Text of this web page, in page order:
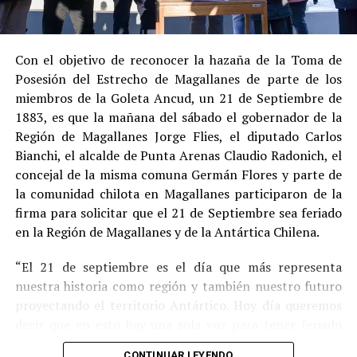
Estas circunstancias jurídicas, sumadas al
procedimiento abreviado, redujeron la posibilidad de un
cumplimiento efectivo en recinto penitenciario.
Indemnización a la víctima y nueva investigación
por ocultamiento de bienes
En el ámbito civil, elJuzgado de Letras de Castrodictó
enseptiembre de 2023una sentencia que obliga a
Pedro Montecinos apagar una indemnización total de
$120 millonespor concepto de daño moral:
$80 millonesa favor de la víctima.
$40 millonesa favor de su madre.
Sin embargo, la Fiscalía abrió una nueva línea
Con el objetivo de reconocer la hazaña de la Toma de
Posesión del Estrecho de Magallanes de parte de los
miembros de la Goleta Ancud, un 21 de Septiembre de
1883, es que la mañana del sábado el gobernador de la
Región de Magallanes Jorge Flies, el diputado Carlos
Bianchi, el alcalde de Punta Arenas Claudio Radonich, el
concejal de la misma comuna Germán Flores y parte de
la comunidad chilota en Magallanes participaron de la
firma para solicitar que el 21 de Septiembre sea feriado
en la Región de Magallanes y de la Antártica Chilena.
“El 21 de septiembre es el día que más representa
nuestra historia como región y también nuestro futuro
proyectando el territorio Antártico. Hoy día queremos
este día por los primeros chilotes que llegaron en la